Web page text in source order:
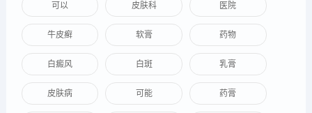
可以 皮肤科 医院
牛皮癣 软膏 药物
白癜风 白斑 乳膏
皮肤病 可能 药膏